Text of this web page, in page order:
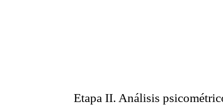
Etapa II. Análisis